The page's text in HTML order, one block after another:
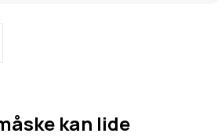
kan lide